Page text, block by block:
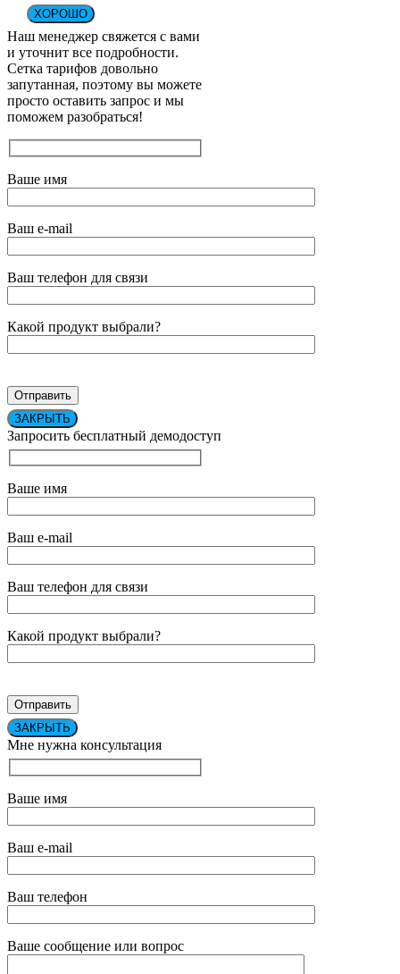
ХОРОШО
Наш менеджер свяжется с вами
и уточнит все подробности.
Сетка тарифов довольно
запутанная, поэтому вы можете
просто оставить запрос и мы
поможем разобраться!
Ваше имя
Ваш e-mail
Ваш телефон для связи
Какой продукт выбрали?
ЗАКРЫТЬ
Запросить бесплатный демодоступ
Ваше имя
Ваш e-mail
Ваш телефон для связи
Какой продукт выбрали?
ЗАКРЫТЬ
Мне нужна консультация
Ваше имя
Ваш e-mail
Ваш телефон
Ваше сообщение или вопрос